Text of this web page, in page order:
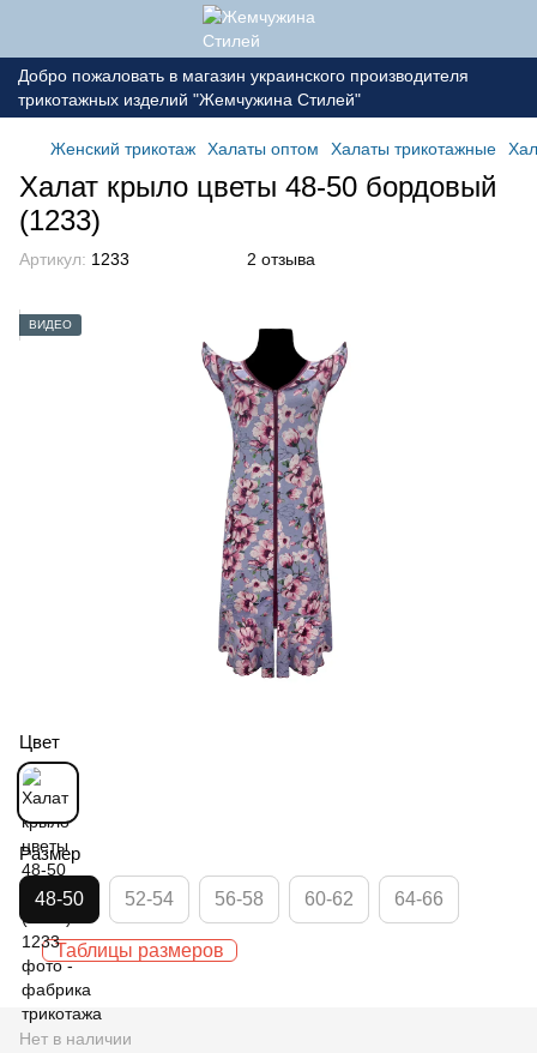
Добро пожаловать в магазин украинского производителя
трикотажных изделий "Жемчужина Стилей"
Женский трикотаж Халаты оптом Халаты трикотажные
Халат крыло цветы 48-50 бордовый
(1233)
Артикул: 1233 2 отзыва
ВИДЕО
Цвет
Размер
48-50 52-54 56-58 60-62 64-66
Таблицы размеров
Нет в наличии